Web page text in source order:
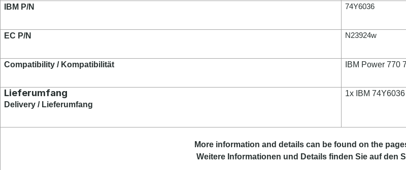
IBM P/N 74Y6036
EC P/N N23924w
Compatibility / Kompatibilität IBM Power 770
Lieferumfang
Delivery / Lieferumfang
1x IBM
More information and details can be found on the
Weitere Informationen und Details finden Sie auf den